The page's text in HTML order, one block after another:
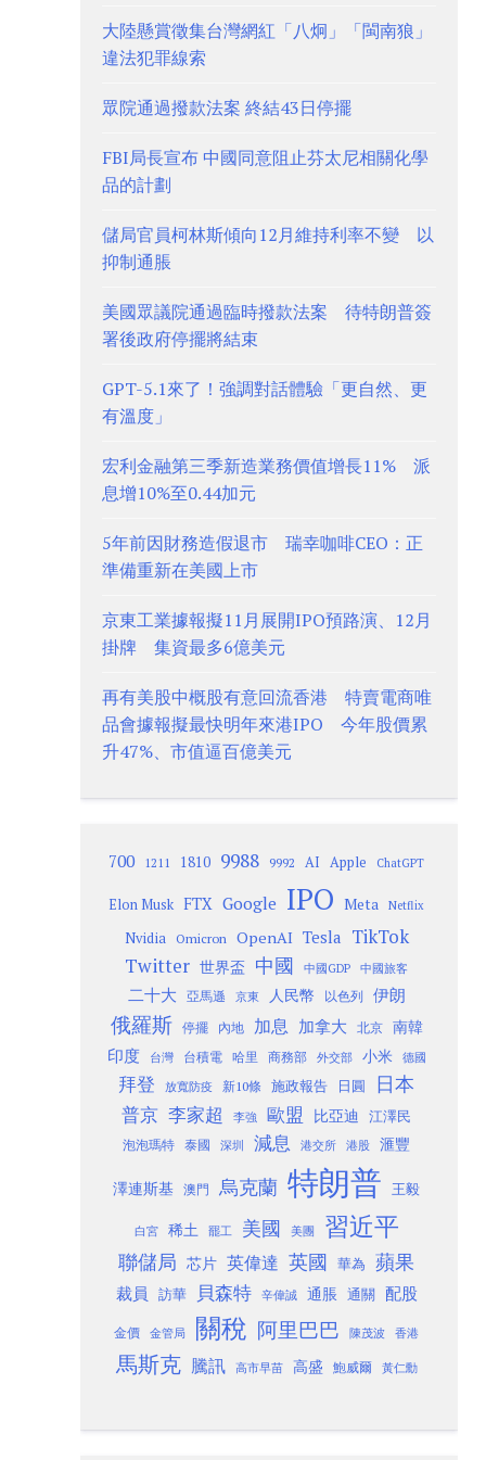
大陸懸賞徵集台灣網紅「八炯」「閩南狼」
違法犯罪線索
眾院通過撥款法案 終結43日停擺
FBI局長宣布 中國同意阻止芬太尼相關化學
品的計劃
儲局官員柯林斯傾向12月維持利率不變 以
抑制通脹
美國眾議院通過臨時撥款法案 待特朗普簽
署後政府停擺將結束
GPT-5.1來了！強調對話體驗「更自然、更
有溫度」
宏利金融第三季新造業務價值增長11% 派
息增10%至0.44加元
5年前因財務造假退市 瑞幸咖啡CEO：正
準備重新在美國上市
京東工業據報擬11月展開IPO預路演、12月
掛牌 集資最多6億美元
再有美股中概股有意回流香港 特賣電商唯
品會據報擬最快明年來港IPO 今年股價累
升47%、市值逼百億美元
700 1211 1810 9988 9992 AI Apple ChatGPT
Elon Musk FTX Google IPO Meta Netflix
Nvidia Omicron OpenAI Tesla TikTok
Twitter 世界盃 中國 中國GDP 中國旅客
二十大 亞馬遜 京東 人民幣 以色列 伊朗
俄羅斯 停擺 內地 加息 加拿大 北京
南韓
印度
台灣 台積電 哈里 商務部 外交部 小米 德國
拜登 放寬防疫 新10條 施政報告 日圓 日本
普京 李家超 李強 歐盟 比亞迪 江澤民
泡泡瑪特 泰國 深圳 減息 港交所 港股 滙豐
澤連斯基 澳門 烏克蘭 特朗普 王毅
白宮 稀土 罷工 美國 美團 習近平
聯儲局 芯片 英偉達 英國 華為 蘋果
裁員 訪華 貝森特 辛偉誠 通脹 通關 配股
金價 金管局 關稅 阿里巴巴 陳茂波 香港
馬斯克 騰訊 高市早苗 高盛 鮑威爾 黃仁勳